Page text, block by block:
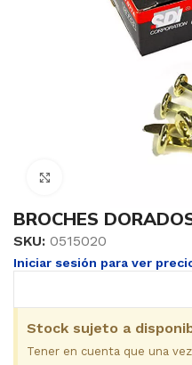
BROCHES
SKU: 0515020
Iniciar sesión para ver
Stock sujeto a
Tener en cuenta que una